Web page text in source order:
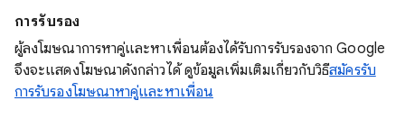
การรับรอง
ผู้ลงโฆษณาการหาคู่และหาเพื่อนต้องได้รับการรับรองจาก Google
จึงจะแสดงโฆษณาดังกล่าวได้ ดูข้อมูลเพิ่มเติมเกี่ยวกับวิธีสมัครรับ
การรับรองโฆษณาหาคู่และหาเพื่อน